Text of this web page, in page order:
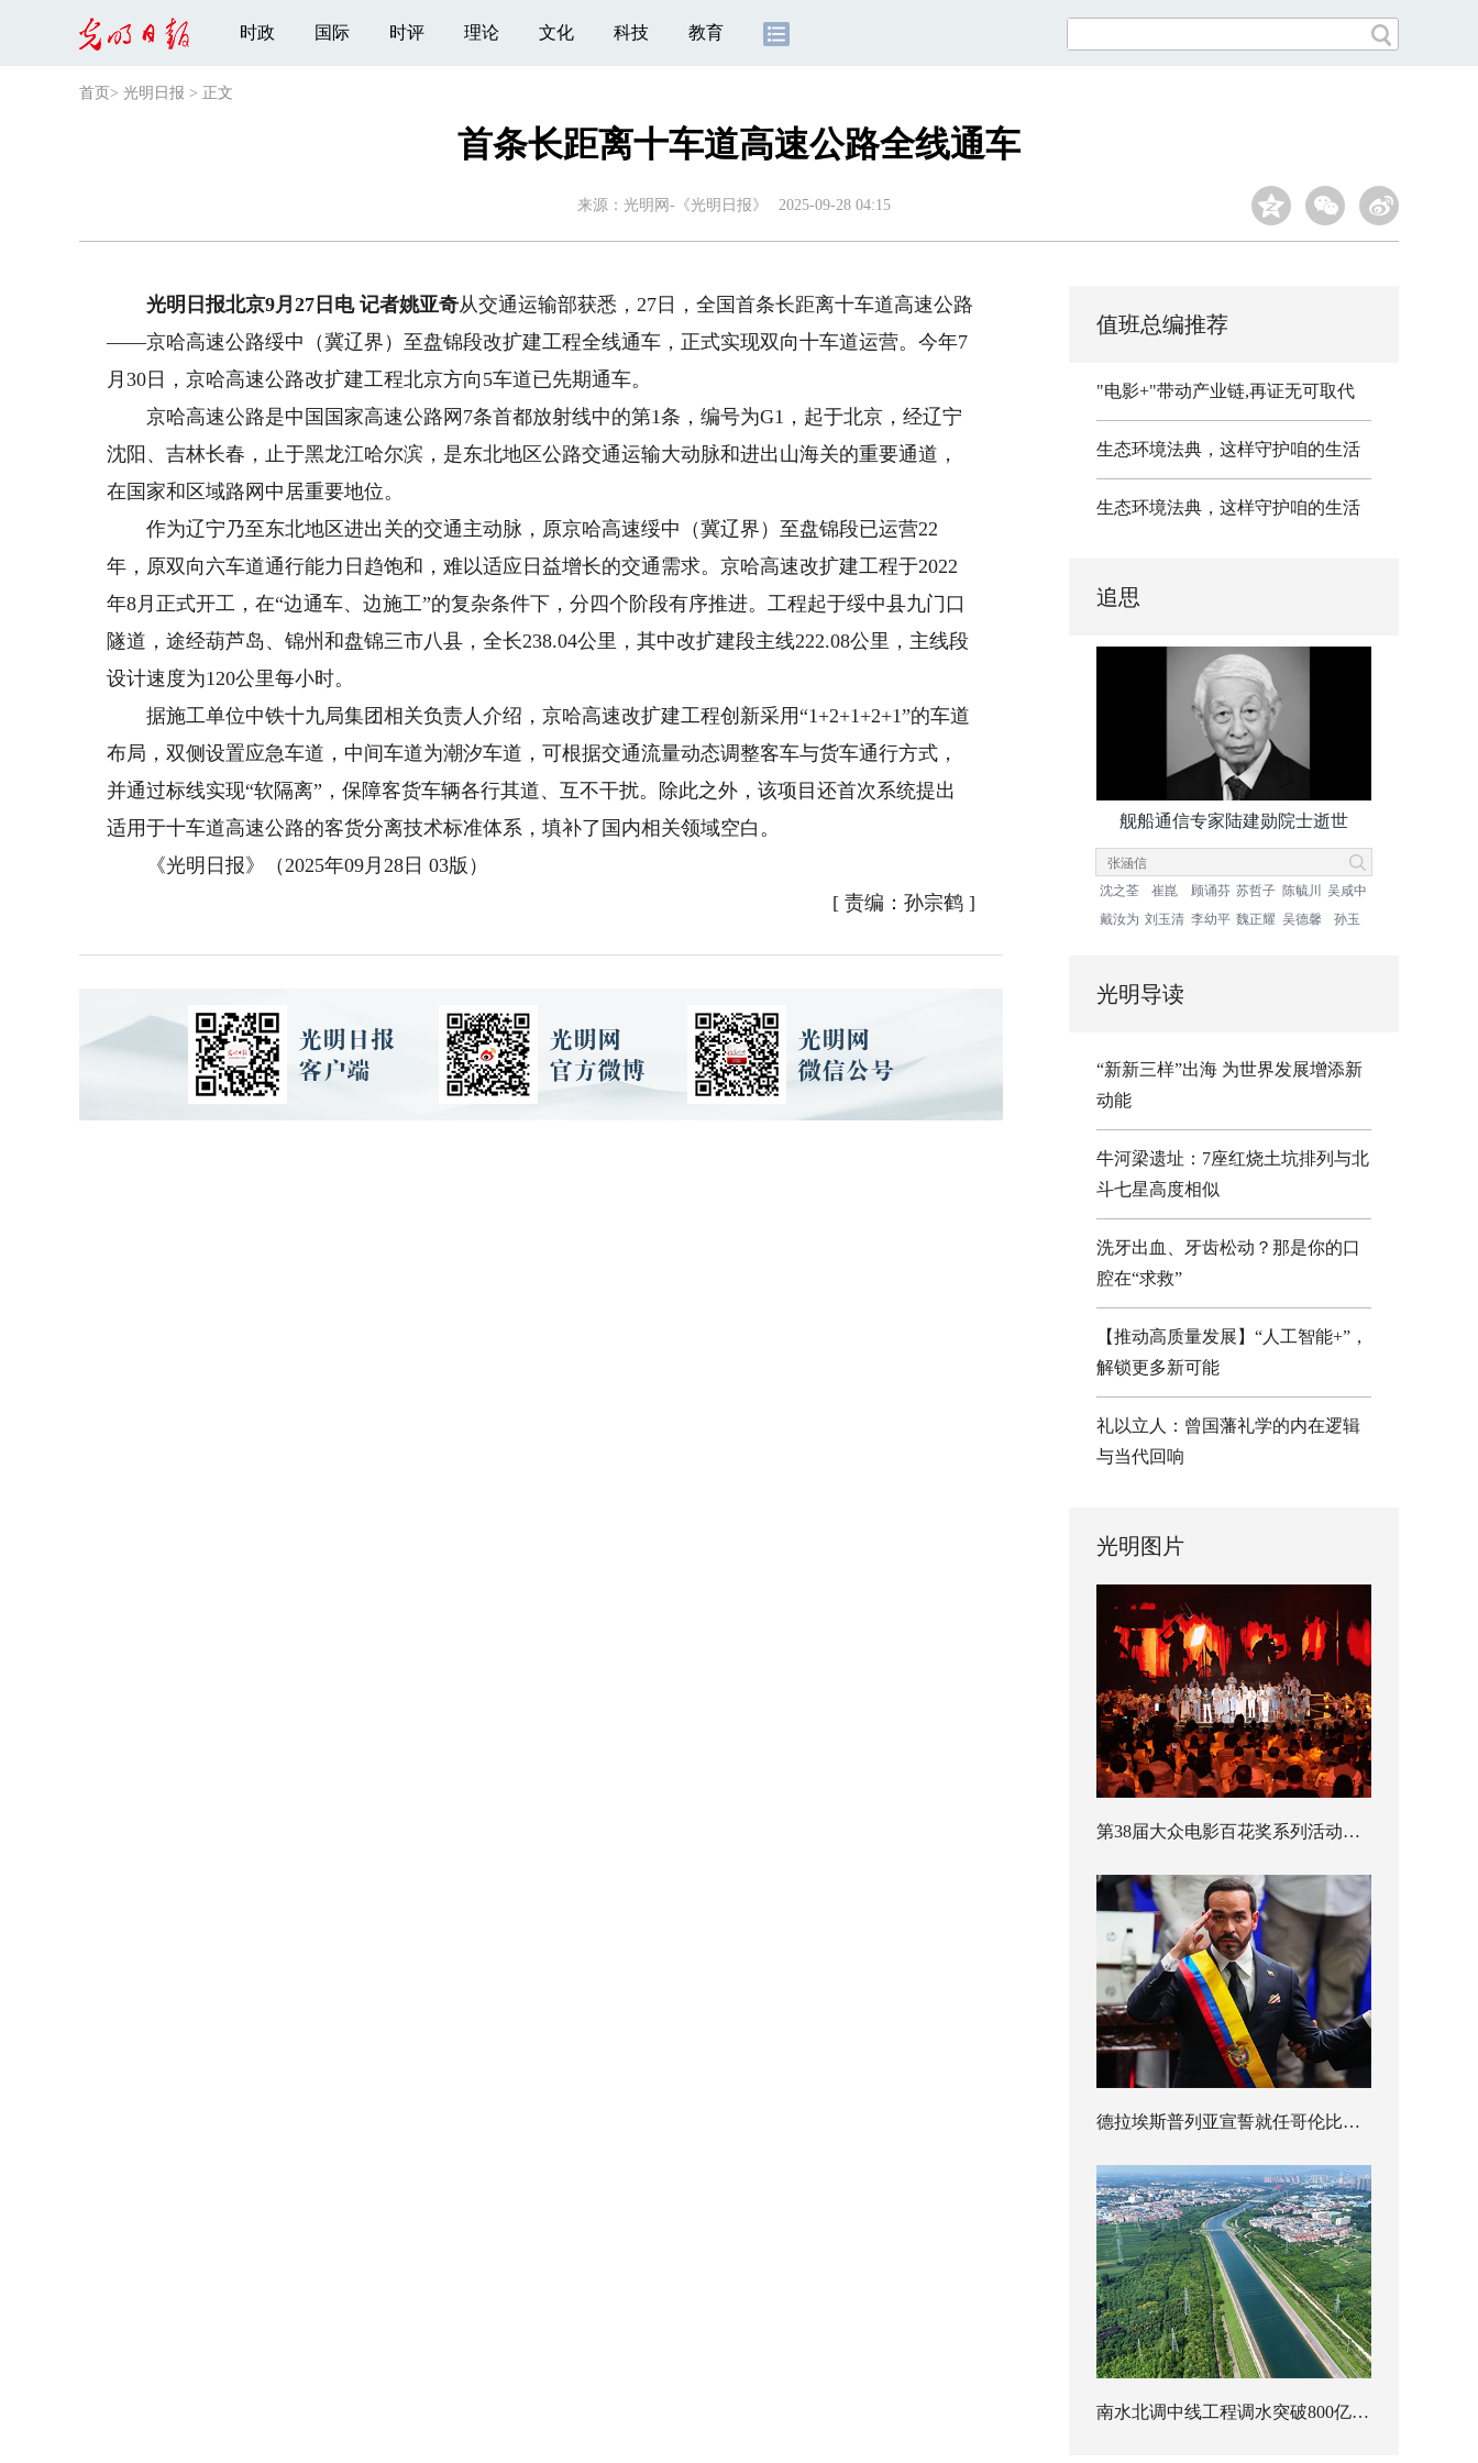
时政 国际 时评 理论 文化 科技 教育
首页 > 光明日报 > 正文
首条长距离十车道高速公路全线通车
来源： 光明网-《光明日报》 2025-09-28 04:15
光明日报北京9月27日电 记者姚亚奇从交通运输部获悉，27日，全国首条长距离十车道高速公路
——京哈高速公路绥中（冀辽界）至盘锦段改扩建工程全线通车，正式实现双向十车道运营。今年7
月30日，京哈高速公路改扩建工程北京方向5车道已先期通车。
京哈高速公路是中国国家高速公路网7条首都放射线中的第1条，编号为G1，起于北京，经辽宁
沈阳、吉林长春，止于黑龙江哈尔滨，是东北地区公路交通运输大动脉和进出山海关的重要通道，
在国家和区域路网中居重要地位。
作为辽宁乃至东北地区进出关的交通主动脉，原京哈高速绥中（冀辽界）至盘锦段已运营22
年，原双向六车道通行能力日趋饱和，难以适应日益增长的交通需求。京哈高速改扩建工程于2022
年8月正式开工，在“边通车、边施工”的复杂条件下，分四个阶段有序推进。工程起于绥中县九门口
隧道，途经葫芦岛、锦州和盘锦三市八县，全长238.04公里，其中改扩建段主线222.08公里，主线段
设计速度为120公里每小时。
据施工单位中铁十九局集团相关负责人介绍，京哈高速改扩建工程创新采用“1+2+1+2+1”的车道
布局，双侧设置应急车道，中间车道为潮汐车道，可根据交通流量动态调整客车与货车通行方式，
并通过标线实现“软隔离”，保障客货车辆各行其道、互不干扰。除此之外，该项目还首次系统提出
适用于十车道高速公路的客货分离技术标准体系，填补了国内相关领域空白。
《光明日报》（2025年09月28日 03版）
[ 责编：孙宗鹤]
值班总编推荐
"电影+"带动产业链,再证无可取代
生态环境法典，这样守护咱的生活
生态环境法典，这样守护咱的生活
追思
舰船通信专家陆建勋院士逝世
沈之荃 崔崑 顾诵芬 苏哲子 陈毓川
吴咸中
戴汝为 刘玉清 李幼平 魏正耀 吴德馨 孙玉
光明导读
“新新三样”出海 为世界发展增添新
动能
牛河梁遗址：7座红烧土坑排列与北
斗七星高度相似
洗牙出血、牙齿松动？那是你的口
腔在“求救”
【推动高质量发展】“人工智能+”，
解锁更多新可能
礼以立人：曾国藩礼学的内在逻辑
与当代回响
光明图片
第38届大众电影百花奖系列活动开幕
德拉埃斯普列亚宣誓就任哥伦比亚总统
南水北调中线工程调水突破800亿立方米